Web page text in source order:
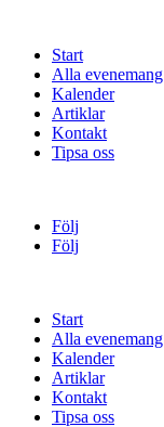
Start
Alla evenemang
Kalender
Artiklar
Kontakt
Tipsa oss
Följ
Följ
Start
Alla evenemang
Kalender
Artiklar
Kontakt
Tipsa oss